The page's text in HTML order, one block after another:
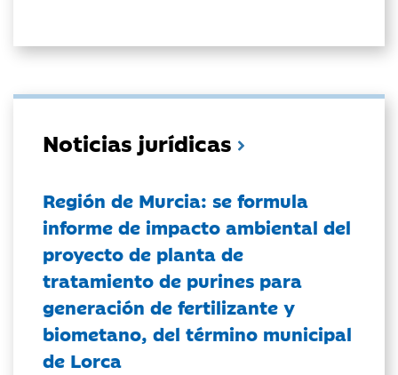
Noticias jurídicas
Región de Murcia: se formula
informe de impacto ambiental del
proyecto de planta de
tratamiento de purines para
generación de fertilizante y
biometano, del término municipal
de Lorca